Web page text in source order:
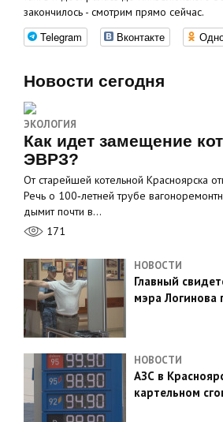
закончилось - смотрим прямо сейчас.
Telegram Вконтакте
Новости сегодня
ЭКОЛОГИЯ
Как идет замещение
ЭВРЗ?
От старейшей котельной Красноярска
Речь о 100‑летней трубе
дымит почти в…
171
НОВОСТИ
Главный
мэра Логинова
НОВОСТИ
АЗС в
картельном